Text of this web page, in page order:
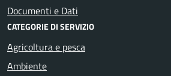
Documenti e Dati
CATEGORIE DI SERVIZIO
Agricoltura e pesca
Ambiente